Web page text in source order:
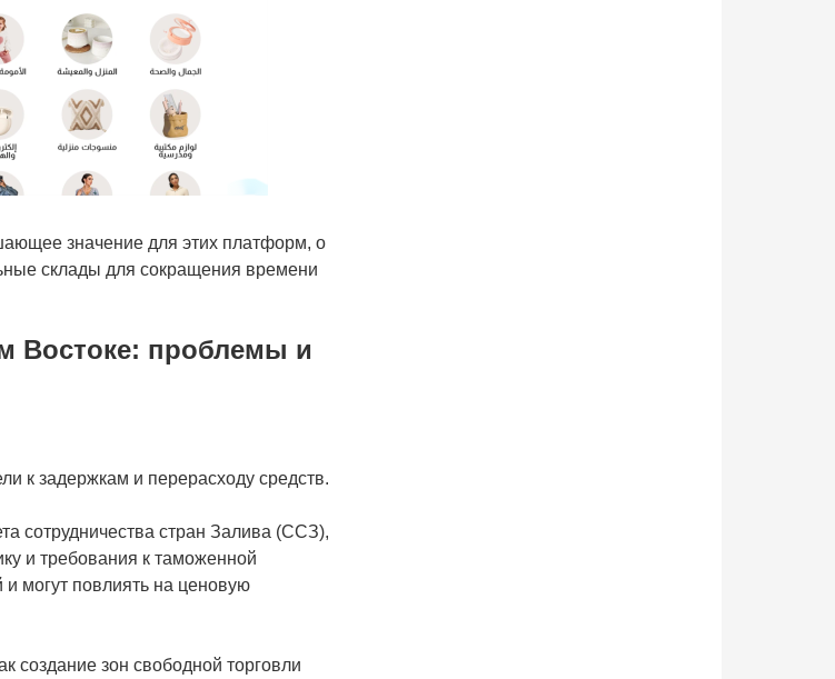
значение для этих платформ, о
склады для сокращения времени
Востоке: проблемы и
к задержкам и перерасходу средств.
сотрудничества стран Залива (ССЗ),
и требования к таможенной
могут повлиять на ценовую
создание зон свободной торговли